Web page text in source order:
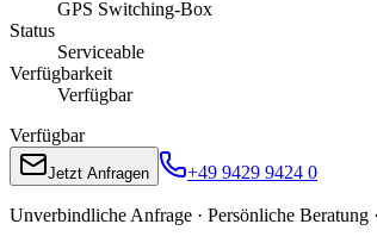
GPS Switching-Box
Status
Serviceable
Verfügbarkeit
Verfügbar
Verfügbar
Jetzt Anfragen +49 9429 9424 0
Unverbindliche Anfrage · Persönliche Beratung